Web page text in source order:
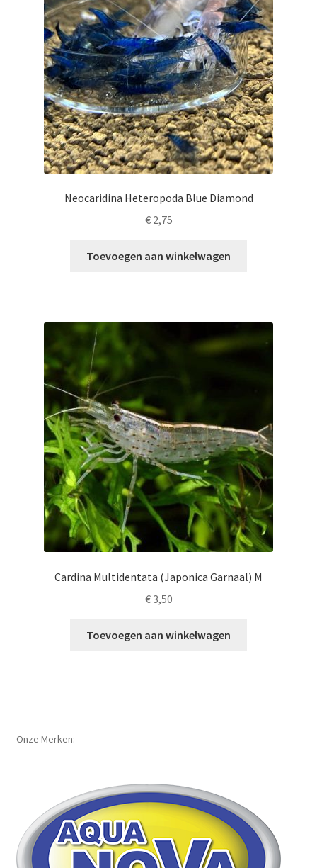
Neocaridina Heteropoda Blue Diamond
€2,75
Toevoegen aan winkelwagen
Cardina Multidentata (Japonica Garnaal) M
€3,50
Toevoegen aan winkelwagen
Onze Merken: